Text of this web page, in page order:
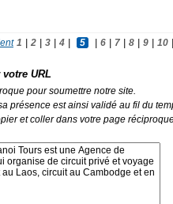
1 2 3 4 5 6 7 8 9 10
URL
pour soumettre notre site.
présence est ainsi validé au fil du
et coller dans votre page